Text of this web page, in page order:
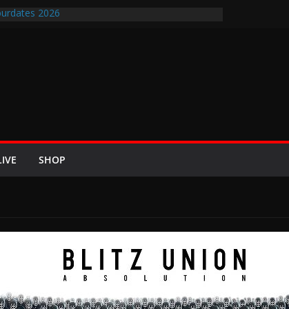
2026
kehrt im Sommer 2026 mit den Nightwish
die europäischen Bühnen
BREEZE 2026 u.a. mit Helloween, In Flames,
und Eisbrecher
mit Britta Görtz / Hiraes: An den Auftritt von
wohl auch noch auf meinem Sterbebett
SHOP